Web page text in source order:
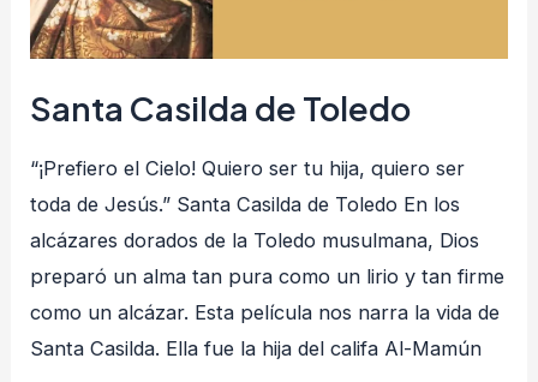
Santa Casilda de Toledo
“¡Prefiero el Cielo! Quiero ser tu hija, quiero ser
toda de Jesús.” Santa Casilda de Toledo En los
alcázares dorados de la Toledo musulmana, Dios
preparó un alma tan pura como un lirio y tan firme
como un alcázar. Esta película nos narra la vida de
Santa Casilda. Ella fue la hija del califa Al-Mamún